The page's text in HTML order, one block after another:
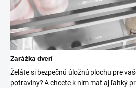
Zarážka dverí
Želáte si bezpečnú úložnú plochu pre
potraviny? A chcete k nim mať aj ľahký